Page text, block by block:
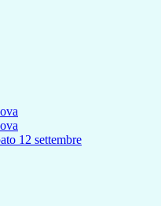
12 settembre